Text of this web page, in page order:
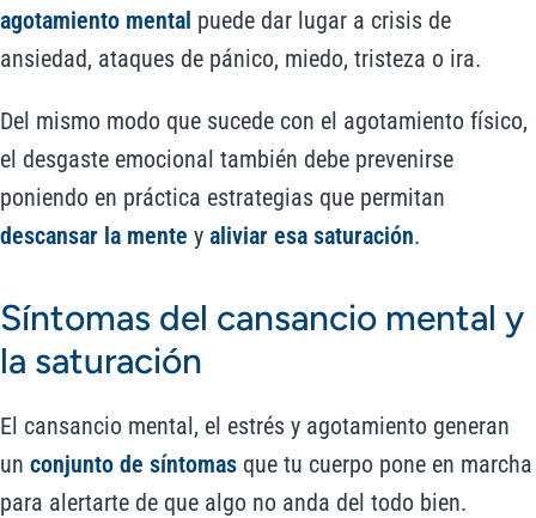
agotamiento mental puede dar lugar a crisis de
ansiedad, ataques de pánico, miedo, tristeza o ira.
Del mismo modo que sucede con el agotamiento físico,
el desgaste emocional también debe prevenirse
poniendo en práctica estrategias que permitan
descansar la mente y aliviar esa saturación.
Síntomas del cansancio mental y
la saturación
El cansancio mental, el estrés y agotamiento generan
un conjunto de síntomas que tu cuerpo pone en marcha
para alertarte de que algo no anda del todo bien.